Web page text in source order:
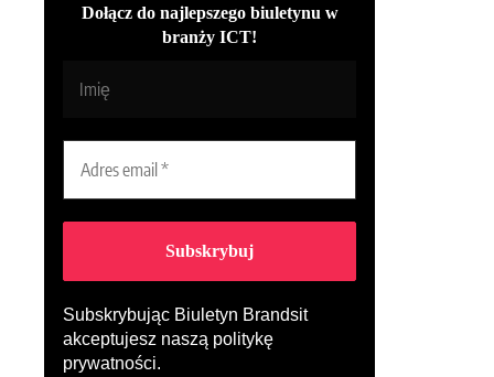
Dołącz do najlepszego biuletynu w
branży ICT!
Subskrybując Biuletyn Brandsit
akceptujesz naszą politykę
prywatności.